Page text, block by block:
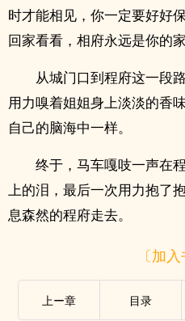
时才能相见，你一定要好好
回家看看，相府永远是你的
从城门口到程府这一段
用力嗅着姐姐身上淡淡的香
自己的脑海中一样。
终于，马车嘎吱一声在
上的泪，最后一次用力抱了
息森然的程府走去。
〔加入
上ー章 目录